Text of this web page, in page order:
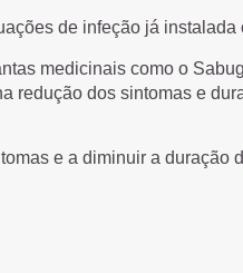
de infeção já
medicinais como o
redução dos sintomas e
e a diminuir a duração